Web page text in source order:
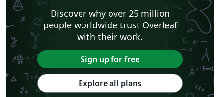
Discover why over 25 million
people worldwide trust Overleaf
with their work.
Sign up for free
Explore all plans